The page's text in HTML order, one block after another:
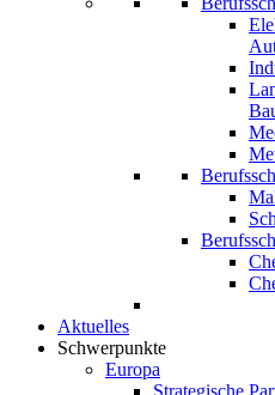
Aktuelles
Schwerpunkte
Europa
Strategische